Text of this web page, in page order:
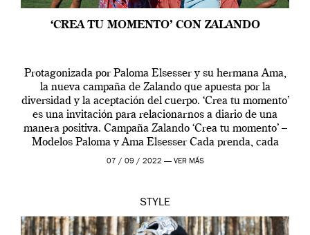
‘CREA TU MOMENTO’ CON ZALANDO
Protagonizada por Paloma Elsesser y su hermana Ama,
la nueva campaña de Zalando que apuesta por la
diversidad y la aceptación del cuerpo. ‘Crea tu momento’
es una invitación para relacionarnos a diario de una
manera positiva. Campaña Zalando ‘Crea tu momento’ –
Modelos Paloma y Ama Elsesser Cada prenda, cada
outfit, cada momento, caracteriza […]
07 / 09 / 2022 — VER MÁS
STYLE